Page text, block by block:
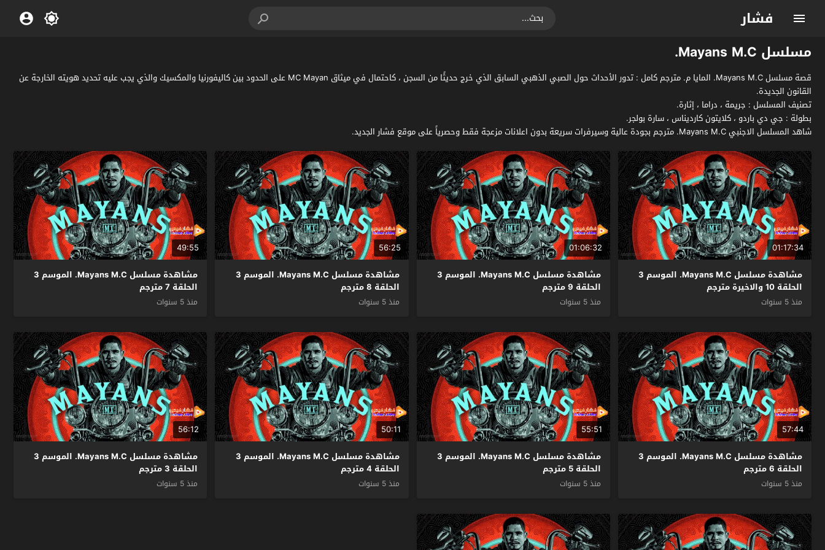
فشار
مسلسل Mayans M.C.
قصة مسلسل Mayans M.C. المايا م. مترجم كامل : تدور الأحداث حول الصبي الذهبي السابق الذي خرج حديثًا من السجن ، كاحتمال في ميثاق MC Mayan على الحدود بين كاليفورنيا والمكسيك والذي يجب عليه تحديد هويته الخارجة عن
القانون الجديدة.
تصنيف المسلسل : جريمة ، دراما ، إثارة.
بطولة : جي دي باردو ، كلايتون كارديناس ، سارة بولجر.
شاهد المسلسل الاجنبي Mayans M.C. مترجم بجودة عالية وسيرفرات سريعة بدون اعلانات مزعجة فقط وحصرياً على موقع فشار الجديد.
01:17:34
مشاهدة مسلسل Mayans M.C. الموسم 3
الحلقة 10 والاخيرة مترجم
منذ 5 سنوات
01:06:32
مشاهدة مسلسل Mayans M.C. الموسم 3
الحلقة 9 مترجم
منذ 5 سنوات
56:25
مشاهدة مسلسل Mayans M.C. الموسم 3
الحلقة 8 مترجم
منذ 5 سنوات
49:55
مشاهدة مسلسل Mayans M.C. الموسم 3
الحلقة 7 مترجم
منذ 5 سنوات
57:44
مشاهدة مسلسل Mayans M.C. الموسم 3
الحلقة 6 مترجم
منذ 5 سنوات
55:51
مشاهدة مسلسل Mayans M.C. الموسم 3
الحلقة 5 مترجم
منذ 5 سنوات
50:11
مشاهدة مسلسل Mayans M.C. الموسم 3
الحلقة 4 مترجم
منذ 5 سنوات
56:12
مشاهدة مسلسل Mayans M.C. الموسم 3
الحلقة 3 مترجم
منذ 5 سنوات